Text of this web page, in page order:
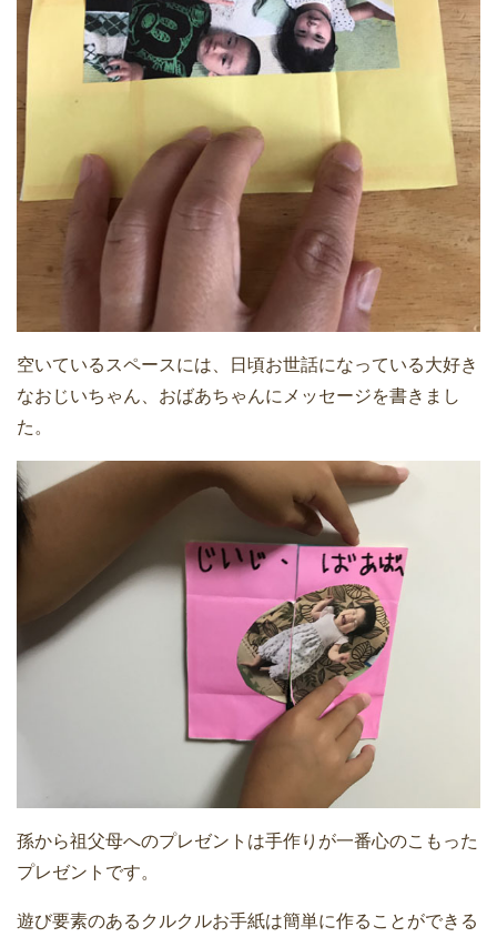
空いているスペースには、日頃お世話になっている大好き
なおじいちゃん、おばあちゃんにメッセージを書きまし
た。
孫から祖父母へのプレゼントは手作りが一番心のこもった
プレゼントです。
遊び要素のあるクルクルお手紙は簡単に作ることができる